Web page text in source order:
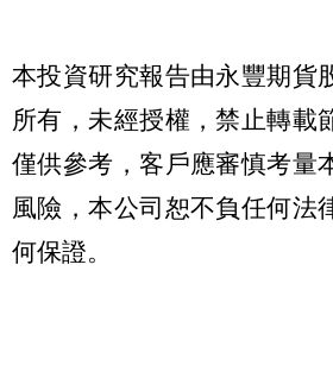
本投資研究報告由永豐期貨
所有，未經授權，禁止轉載
僅供參考，客戶應審慎考量
風險，本公司恕不負任何法
何保證。